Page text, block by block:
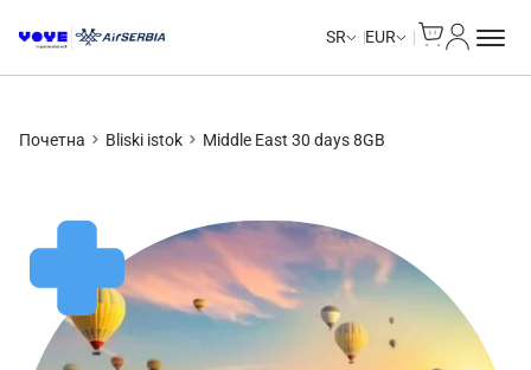
SR EUR
Почетна Bliski istok Middle East 30 days 8GB